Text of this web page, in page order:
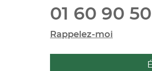
01 60 90
Rappelez-moi